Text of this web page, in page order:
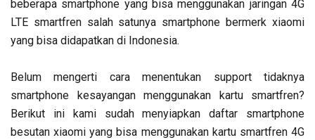
beberapa smartphone yang bisa menggunakan jaringan 4G
LTE smartfren salah satunya smartphone bermerk xiaomi
yang bisa didapatkan di Indonesia.
Belum mengerti cara menentukan support tidaknya
smartphone kesayangan menggunakan kartu smartfren?
Berikut ini kami sudah menyiapkan daftar smartphone
besutan xiaomi yang bisa menggunakan kartu smartfren 4G